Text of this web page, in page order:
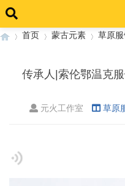
首页 蒙古元素 草原
传承人|索伦鄂温克
元火工作室 草原